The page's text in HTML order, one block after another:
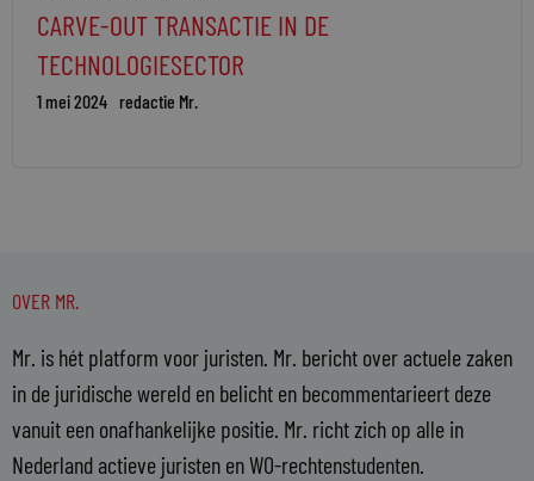
CARVE-OUT TRANSACTIE IN DE
TECHNOLOGIESECTOR
1 mei 2024 redactie Mr.
OVER MR.
Mr. is hét platform voor juristen. Mr. bericht over actuele zaken
in de juridische wereld en belicht en becommentarieert deze
vanuit een onafhankelijke positie. Mr. richt zich op alle in
Nederland actieve juristen en WO-rechtenstudenten.